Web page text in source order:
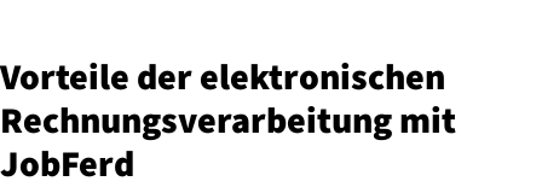
Vorteile der elek­tro­ni­schen
Rech­nungs­ver­ar­bei­tung mit
JobFerd